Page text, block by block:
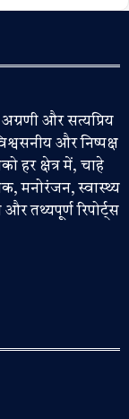
और सत्यप्रिय
और निष्पक्ष
हर क्षेत्र में, चाहे
मनोरंजन, स्वास्थ्य
तथ्यपूर्ण रिपोर्ट्स